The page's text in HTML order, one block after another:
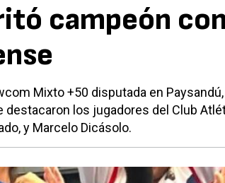
campeón
Mixto +50 disputada en Paysandú,
destacaron los jugadores del Club
y Marcelo Dicásolo.